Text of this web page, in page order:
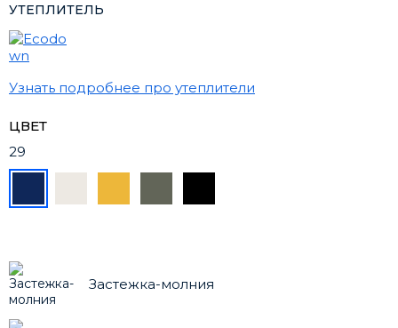
ЦВЕТ
29
УТЕПЛИТЕЛЬ
Узнать подробнее про утеплители
Застежка-молния